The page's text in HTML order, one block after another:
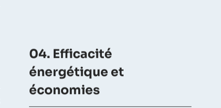
04. Efficacité
énergétique et
économies